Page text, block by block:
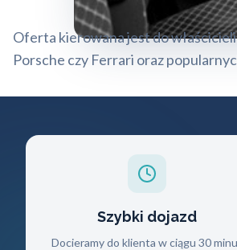
Oferta kierowana jest do
Porsche czy Ferrari oraz
Szybki dojazd
Docieramy do klienta w ciągu 30